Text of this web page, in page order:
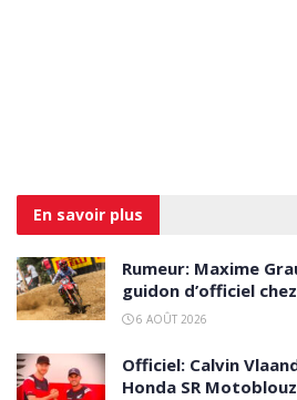
En savoir plus
Rumeur: Maxime
guidon d’officiel
6 AOÛT 2026
Officiel: Calvin
Honda SR